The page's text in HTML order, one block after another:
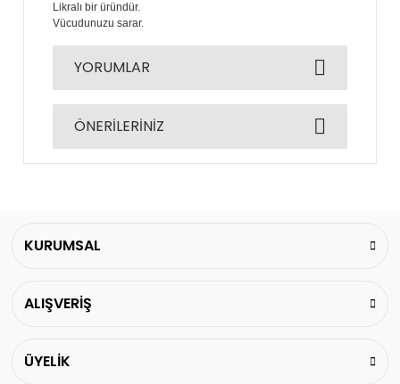
Likralı bir üründür.
Vücudunuzu sarar.
YORUMLAR
ÖNERİLERİNİZ
Görüş ve önerileriniz için teşekkür ederiz.
Ürün açıklamasında eksik bilgiler bulunuyor.
KURUMSAL
ALIŞVERİŞ
ÜYELİK